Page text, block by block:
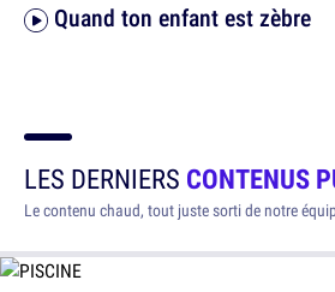
Quand ton enfant est zèbre
LES DERNIERS CONTENUS
Le contenu chaud, tout juste sorti de notre